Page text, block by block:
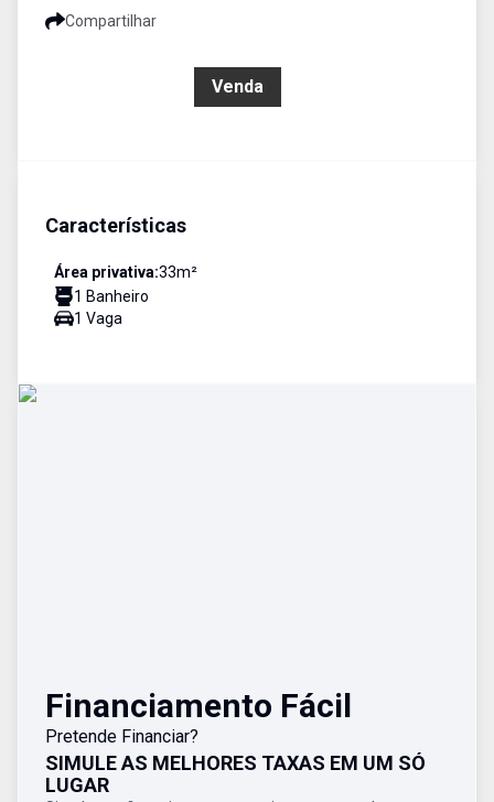
Compartilhar
Venda
Características
Área privativa:33m²
1 Banheiro
1 Vaga
Financiamento Fácil
Pretende Financiar?
SIMULE AS MELHORES TAXAS EM UM SÓ
LUGAR